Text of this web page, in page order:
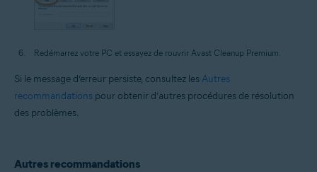
Redémarrez votre PC et essayez de rouvrir Avast Cleanup Premium.
Si le message d’erreur persiste, consultez les Autres
recommandations pour obtenir d’autres procédures de résolution
des problèmes.
Autres recommandations